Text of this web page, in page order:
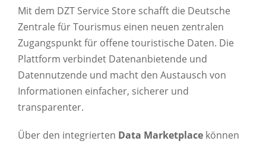
Mit dem DZT Service Store schafft die Deutsche
Zentrale für Tourismus einen neuen zentralen
Zugangspunkt für offene touristische Daten. Die
Plattform verbindet Datenanbietende und
Datennutzende und macht den Austausch von
Informationen einfacher, sicherer und
transparenter.
Über den integrierten Data Marketplacekönnen